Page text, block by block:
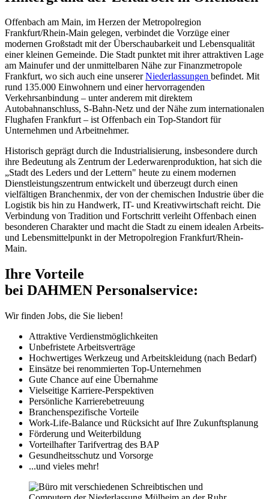
Offenbach am Main, im Herzen der Metropolregion
Frankfurt/Rhein-Main gelegen, verbindet die Vorzüge einer
modernen Großstadt mit der Überschaubarkeit und Lebensqualität
einer kleinen Gemeinde. Die Stadt punktet mit ihrer attraktiven Lage
am Mainufer und der unmittelbaren Nähe zur Finanzmetropole
Frankfurt, wo sich auch eine unsererNiederlassungen befindet. Mit
rund 135.000 Einwohnern und einer hervorragenden
Verkehrsanbindung – unter anderem mit direktem
Autobahnanschluss, S-Bahn-Netz und der Nähe zum internationalen
Flughafen Frankfurt – ist Offenbach ein Top-Standort für
Unternehmen und Arbeitnehmer.
Historisch geprägt durch die Industrialisierung, insbesondere durch
ihre Bedeutung als Zentrum der Lederwarenproduktion, hat sich die
„Stadt des Leders und der Lettern" heute zu einem modernen
Dienstleistungszentrum entwickelt und überzeugt durch einen
vielfältigen Branchenmix, der von der chemischen Industrie über die
Logistik bis hin zu Handwerk, IT- und Kreativwirtschaft reicht. Die
Verbindung von Tradition und Fortschritt verleiht Offenbach einen
besonderen Charakter und macht die Stadt zu einem idealen Arbeits-
und Lebensmittelpunkt in der Metropolregion Frankfurt/Rhein-
Main.­­
Ihre Vorteile
bei DAHMEN Personalservice:
Wir finden Jobs, die Sie lieben!
Attraktive Verdienstmöglichkeiten
Unbefristete Arbeitsverträge
Hochwertiges Werkzeug und Arbeitskleidung (nach Bedarf)
Einsätze bei renommierten Top-Unternehmen
Gute Chance auf eine Übernahme
Vielseitige Karriere-Perspektiven
Persönliche Karrierebetreuung
Branchenspezifische Vorteile
Work-Life-Balance und Rücksicht auf Ihre Zukunftsplanung
Förderung und Weiterbildung
Vorteilhafter Tarifvertrag des BAP
Gesundheitsschutz und Vorsorge
...und vieles mehr!